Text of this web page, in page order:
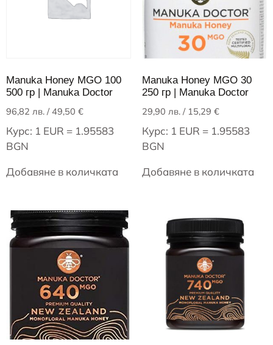
Manuka Honey MGO 100
500 гр | Manuka Doctor
96,82 лв. / 49,50 €
Курс: 1 EUR = 1.95583
BGN
Добавяне в количката
Manuka Honey MGO 30
250 гр | Manuka Doctor
29,90 лв./ 15,29 €
Курс: 1 EUR = 1.95583
BGN
Добавяне в количката